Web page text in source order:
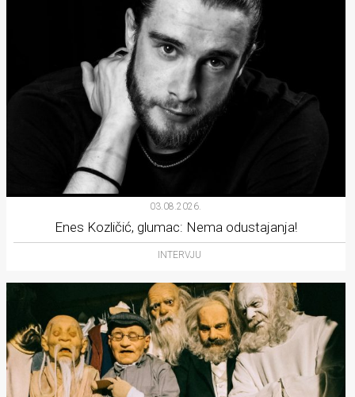
03.08.2026.
Enes Kozličić, glumac: Nema odustajanja!
INTERVJU